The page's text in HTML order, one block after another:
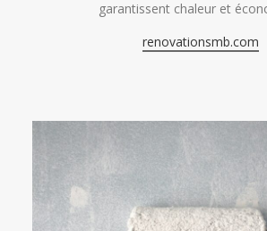
garantissent chaleur et
renovationsmb.com